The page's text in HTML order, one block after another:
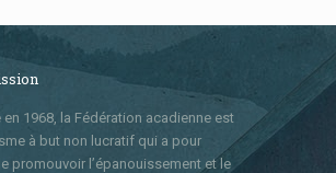
en 1968, la Fédération acadienne est
à but non lucratif qui a pour
promouvoir l’épanouissement et le